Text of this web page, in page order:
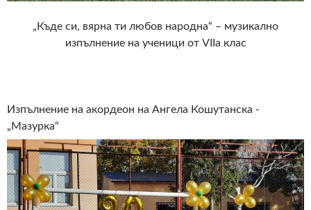
„Къде си, вярна ти любов народна“ – музикално
изпълнение на ученици от VIIа клас
Изпълнение на акордеон на Ангела Кошутанска -
„Мазурка“